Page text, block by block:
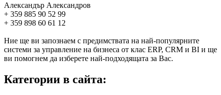
Александър Александров
+ 359 885 90 52 99
+ 359 898 60 61 12
Ние ще ви запознаем с предимствата на най-популярните
системи за управление на бизнеса от клас ERP, CRM и BI и ще
ви помогнем да изберете най-подходящата за Вас.
Категории в сайта: